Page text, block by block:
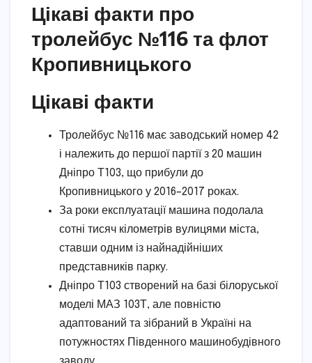
Цікаві факти про
тролейбус №116 та флот
Кропивницького
Цікаві факти
Тролейбус №116 має заводський номер 42
і належить до першої партії з 20 машин
Дніпро Т103, що прибули до
Кропивницького у 2016–2017 роках.
За роки експлуатації машина подолала
сотні тисяч кілометрів вулицями міста,
ставши одним із найнадійніших
представників парку.
Дніпро Т103 створений на базі білоруської
моделі МАЗ 103Т, але повністю
адаптований та зібраний в Україні на
потужностях Південного машинобудівного